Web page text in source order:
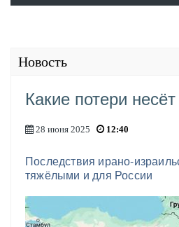
Новость
Какие потери
28 июня 2025 12:40
Последствия ирано-
тяжёлыми и для России